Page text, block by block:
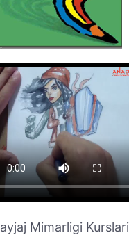
Mimarligi Kurslari